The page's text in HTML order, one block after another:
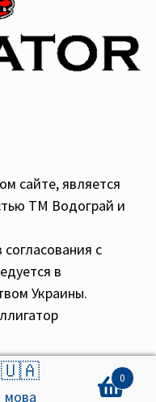
сайте, является
ТМ Водограй и
с
в
Украины.
🇺🇦
мова
0